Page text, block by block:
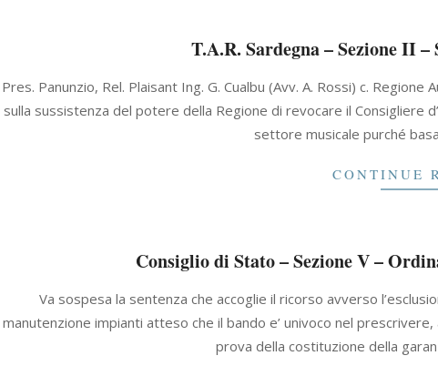
T.A.R. Sardegna – Sezione II –
05-
23
Pres. Panunzio, Rel. Plaisant Ing. G. Cualbu (Avv. A. Rossi) c.
sulla sussistenza del potere della Regione di revocare il Consigliere
settore musicale purché
CONTINUE
Consiglio di Stato – Sezione V –
26
Va sospesa la sentenza che accoglie il ricorso avverso
manutenzione impianti atteso che il bando e’ univoco nel
prova della costituzione della